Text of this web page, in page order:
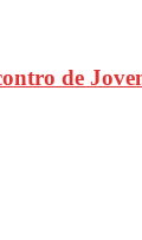
de